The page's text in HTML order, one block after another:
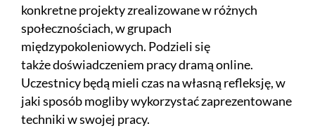
konkretne projekty zrealizowane w różnych
społecznościach, w grupach
międzypokoleniowych. Podzieli się
także doświadczeniem pracy dramą online.
Uczestnicy będą mieli czas na własną refleksję, w
jaki sposób mogliby wykorzystać zaprezentowane
techniki w swojej pracy.